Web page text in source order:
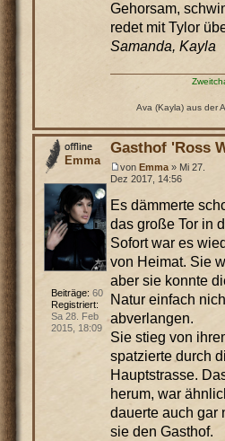
Gehorsam,
redet mit Tylor
Samanda, Kayla
Ava (Kayla) aus der
Gasthof 'Ross
von Emma» Mi 27.
Dez 2017, 14:56
Es dämmerte
das große Tor in
Sofort war es
von Heimat. Sie
aber sie konnte
Natur einfach
abverlangen.
Sie stieg von
spatzierte durch
Hauptstrasse.
herum, war
dauerte auch gar
sie den Gasthof.
Emma
Beiträge: 60
Registriert:
Sa 28. Feb
2015, 18:09